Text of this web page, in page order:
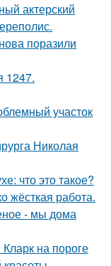
актерский
поразили
1247.
участок
Николая
что это такое?
жёсткая работа.
- мы дома
на пороге